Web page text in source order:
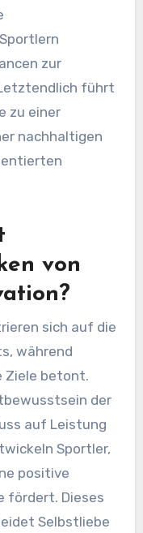
zur
führt
zu einer
nachhaltigen
von
sich auf die
während
Ziele betont.
der
auf Leistung
Sportler,
positive
fördert. Dieses
Selbstliebe